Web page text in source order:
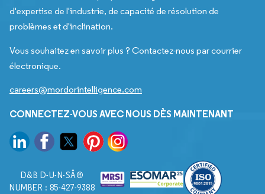
d'expertise de l'industrie, de capacité de résolution de
problèmes et d'inclination.
Vous souhaitez en savoir plus ? Contactez-nous par courrier
électronique.
careers@mordorintelligence.com
CONNECTEZ-VOUS AVEC NOUS DÈS MAINTENANT
D&B D-U-N-SÂ®
NUMBER : 85-427-9388